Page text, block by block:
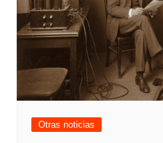
Otras noticias